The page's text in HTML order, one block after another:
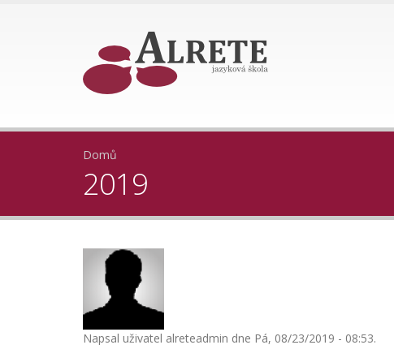
Domů
2019
Napsal uživatel alreteadmin dne Pá, 08/23/2019 - 08:53.